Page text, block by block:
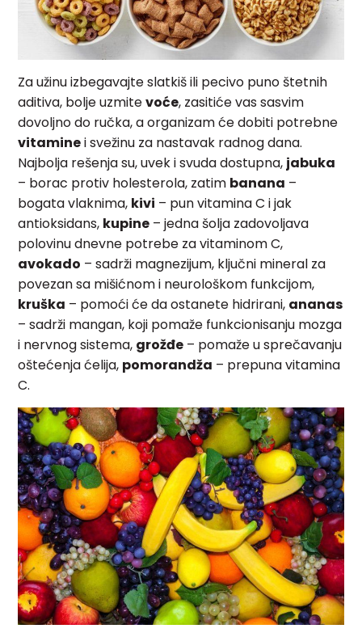
Za užinu izbegavajte slatkiš ili pecivo puno štetnih
aditiva, bolje uzmitevoće, zasitiće vas sasvim
dovoljno do ručka, a organizam će dobiti potrebne
vitaminei svežinu za nastavak radnog dana.
Najbolja rešenja su, uvek i svuda dostupna, jabuka
– borac protiv holesterola, zatim banana –
bogata vlaknima, kivi – pun vitamina C i jak
antioksidans, kupine – jedna šolja zadovoljava
polovinu dnevne potrebe za vitaminom C,
avokado – sadrži magnezijum, ključni mineral za
povezan sa mišićnom i neurološkom funkcijom,
kruška – pomoći će da ostanete hidrirani, ananas
– sadrži mangan, koji pomaže funkcionisanju mozga
i nervnog sistema, grožđe – pomaže u sprečavanju
oštećenja ćelija, pomorandža – prepuna vitamina
C.